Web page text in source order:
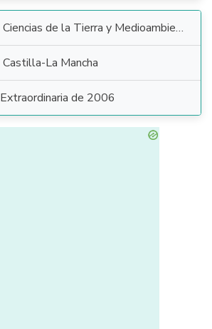
Ciencias de la Tierra y Medioambientales
Castilla-La Mancha
Extraordinaria de 2006